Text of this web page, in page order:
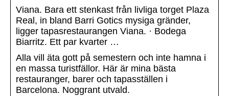
Viana. Bara ett stenkast från livliga torget Plaza
Real, in bland Barri Gotics mysiga gränder,
ligger tapasrestaurangen Viana. · Bodega
Biarritz. Ett par kvarter …
Alla vill äta gott på semestern och inte hamna i
en massa turistfällor. Här är mina bästa
restauranger, barer och tapasställen i
Barcelona. Noggrant utvald.